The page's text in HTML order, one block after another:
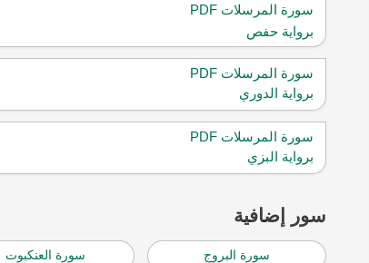
سورة المرسلات PDF
برواية حفص
سورة المرسلات PDF
برواية الدوري
سورة المرسلات PDF
برواية البزي
سور إضافية
سورة البروج سورة العنكبوت